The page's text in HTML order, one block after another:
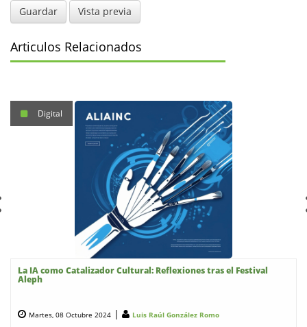
Guardar Vista previa
Articulos Relacionados
Digital
La IA como Catalizador Cultural: Reflexiones tras el Festival
Aleph
Martes, 08 Octubre 2024 | Luis Raúl González Romo